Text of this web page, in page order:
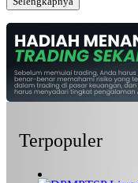
Terpopuler